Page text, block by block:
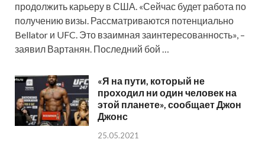
продолжить карьеру в США. «Сейчас будет работа по
получению визы. Рассматриваются потенциально
Bellator и UFC. Это взаимная заинтересованность», –
заявил Вартанян. Последний бой …
«Я на пути, который не
проходил ни один человек на
этой планете», сообщает Джон
Джонс
25.05.2021